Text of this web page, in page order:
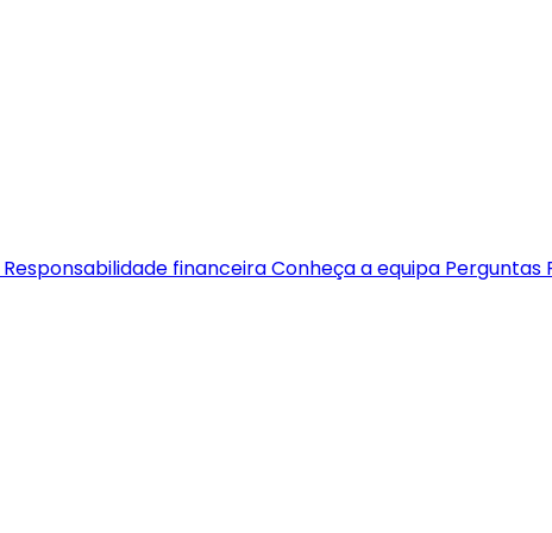
Responsabilidade financeiraConheça a equipa Perguntas